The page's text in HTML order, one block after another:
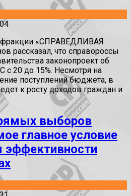
фракции «СПРАВЕДЛИВАЯ
рассказал, что справороссы
законопроект об
20 до 15%. Несмотря на
поступлений бюджета, в
к росту доходов граждан и
выборов
главное условие